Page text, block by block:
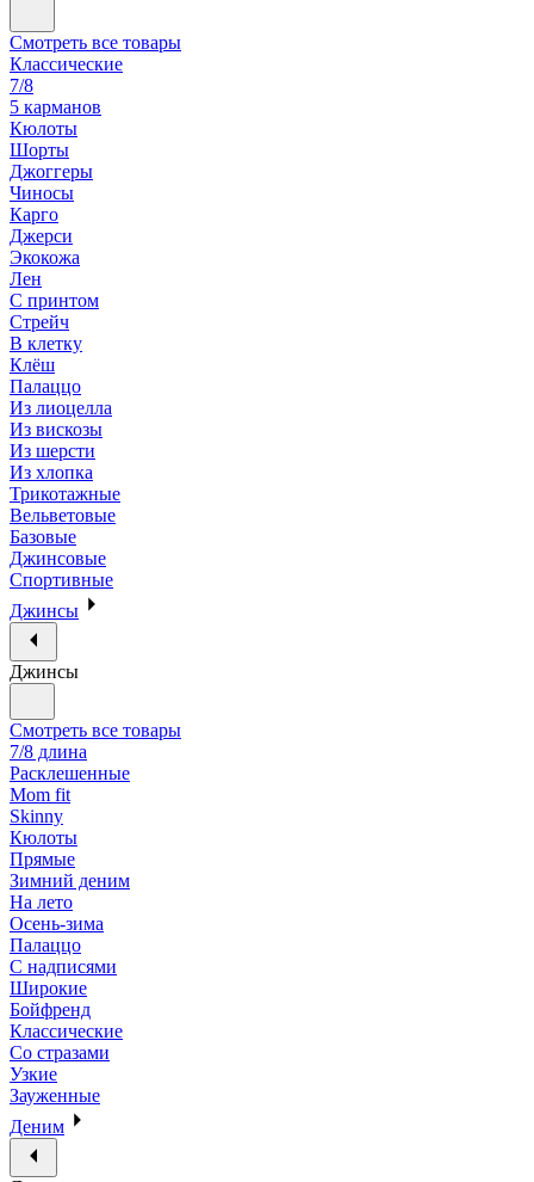
Смотреть все товары
Классические
7/8
5 карманов
Кюлоты
Шорты
Джоггеры
Чиносы
Карго
Джерси
Экокожа
Лен
С принтом
Стрейч
В клетку
Клёш
Палаццо
Из лиоцелла
Из вискозы
Из шерсти
Из хлопка
Трикотажные
Вельветовые
Базовые
Джинсовые
Спортивные
Джинсы
Джинсы
Смотреть все товары
7/8 длина
Расклешенные
Mom fit
Skinny
Кюлоты
Прямые
Зимний деним
На лето
Осень-зима
Палаццо
С надписями
Широкие
Бойфренд
Классические
Со стразами
Узкие
Зауженные
Деним